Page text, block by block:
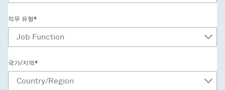
직무 유형*
국가/지역*